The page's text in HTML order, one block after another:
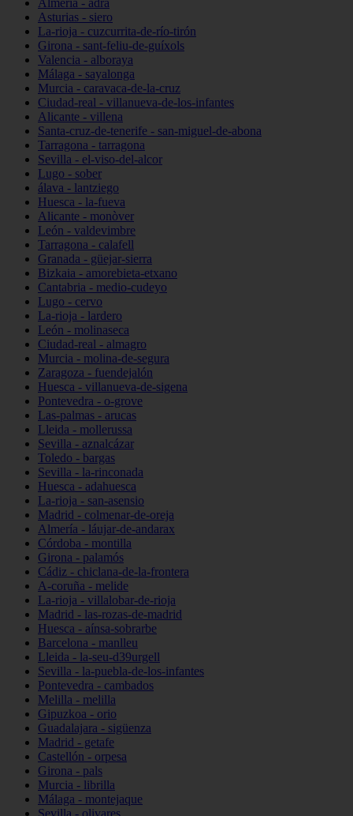
Almería - adra
Asturias - siero
La-rioja - cuzcurrita-de-río-tirón
Girona - sant-feliu-de-guíxols
Valencia - alboraya
Málaga - sayalonga
Murcia - caravaca-de-la-cruz
Ciudad-real - villanueva-de-los-infantes
Alicante - villena
Santa-cruz-de-tenerife - san-miguel-de-abona
Tarragona - tarragona
Sevilla - el-viso-del-alcor
Lugo - sober
álava - lantziego
Huesca - la-fueva
Alicante - monòver
León - valdevimbre
Tarragona - calafell
Granada - güejar-sierra
Bizkaia - amorebieta-etxano
Cantabria - medio-cudeyo
Lugo - cervo
La-rioja - lardero
León - molinaseca
Ciudad-real - almagro
Murcia - molina-de-segura
Zaragoza - fuendejalón
Huesca - villanueva-de-sigena
Pontevedra - o-grove
Las-palmas - arucas
Lleida - mollerussa
Sevilla - aznalcázar
Toledo - bargas
Sevilla - la-rinconada
Huesca - adahuesca
La-rioja - san-asensio
Madrid - colmenar-de-oreja
Almería - láujar-de-andarax
Córdoba - montilla
Girona - palamós
Cádiz - chiclana-de-la-frontera
A-coruña - melide
La-rioja - villalobar-de-rioja
Madrid - las-rozas-de-madrid
Huesca - aínsa-sobrarbe
Barcelona - manlleu
Lleida - la-seu-d39urgell
Sevilla - la-puebla-de-los-infantes
Pontevedra - cambados
Melilla - melilla
Gipuzkoa - orio
Guadalajara - sigüenza
Madrid - getafe
Castellón - orpesa
Girona - pals
Murcia - librilla
Málaga - montejaque
Sevilla - olivares